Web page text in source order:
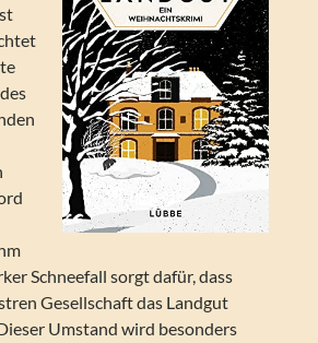
Schneefall sorgt dafür, dass
Gesellschaft das Landgut
Umstand wird besonders